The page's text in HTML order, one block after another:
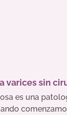
varices sin
es una